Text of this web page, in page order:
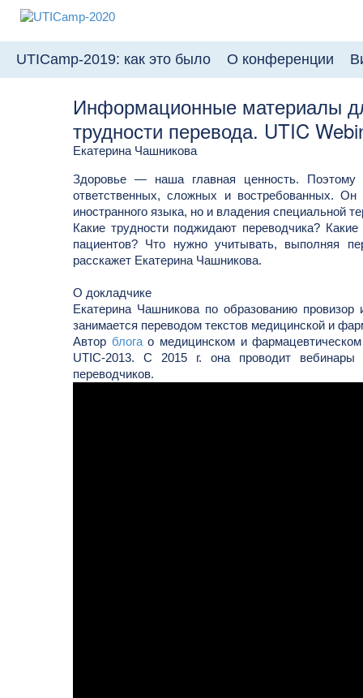
UTICamp-2019: как это было О конференции
Цены и условия
Где остановиться
Информационные материалы
трудности перевода. UTIC
Екатерина Чашникова
Здоровье ― наша главная ценность.
ответственных, сложных и востребованных. Он
иностранного языка, но и владения специальной
Какие трудности поджидают переводчика?
пациентов? Что нужно учитывать, выполняя
расскажет Екатерина Чашникова.
О докладчике
Екатерина Чашникова по образованию
занимается переводом текстов медицинской и
Автор блогао медицинском и
UTIC-2013. С 2015 г. она проводит
переводчиков.